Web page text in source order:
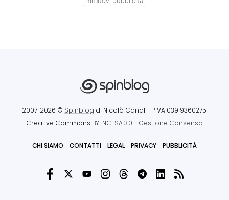
2007-2026 © Spinblog di Nicolò Canal - P.IVA 03919360275
Creative Commons BY-NC-SA 3.0- Gestione Consenso
CHI SIAMO CONTATTI LEGAL PRIVACY PUBBLICITÀ